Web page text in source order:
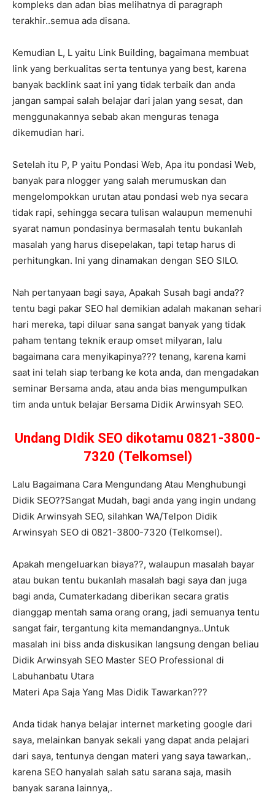
kompleks dan adan bias melihatnya di paragraph
terakhir..semua ada disana.
Kemudian L, L yaitu Link Building, bagaimana membuat
link yang berkualitas serta tentunya yang best, karena
banyak backlink saat ini yang tidak terbaik dan anda
jangan sampai salah belajar dari jalan yang sesat, dan
menggunakannya sebab akan menguras tenaga
dikemudian hari.
Setelah itu P, P yaitu Pondasi Web, Apa itu pondasi Web,
banyak para nlogger yang salah merumuskan dan
mengelompokkan urutan atau pondasi web nya secara
tidak rapi, sehingga secara tulisan walaupun memenuhi
syarat namun pondasinya bermasalah tentu bukanlah
masalah yang harus disepelakan, tapi tetap harus di
perhitungkan. Ini yang dinamakan dengan SEO SILO.
Nah pertanyaan bagi saya, Apakah Susah bagi anda??
tentu bagi pakar SEO hal demikian adalah makanan sehari
hari mereka, tapi diluar sana sangat banyak yang tidak
paham tentang teknik eraup omset milyaran, lalu
bagaimana cara menyikapinya??? tenang, karena kami
saat ini telah siap terbang ke kota anda, dan mengadakan
seminar Bersama anda, atau anda bias mengumpulkan
tim anda untuk belajar Bersama Didik Arwinsyah SEO.
Undang DIdik SEO dikotamu 0821-3800-
7320 (Telkomsel)
Lalu Bagaimana Cara Mengundang Atau Menghubungi
Didik SEO??Sangat Mudah, bagi anda yang ingin undang
Didik Arwinsyah SEO, silahkan WA/Telpon Didik
Arwinsyah SEO di 0821-3800-7320 (Telkomsel).
Apakah mengeluarkan biaya??, walaupun masalah bayar
atau bukan tentu bukanlah masalah bagi saya dan juga
bagi anda, Cumaterkadang diberikan secara gratis
dianggap mentah sama orang orang, jadi semuanya tentu
sangat fair, tergantung kita memandangnya..Untuk
masalah ini biss anda diskusikan langsung dengan beliau
Didik Arwinsyah SEO Master SEO Professional di
Labuhanbatu Utara
Materi Apa Saja Yang Mas Didik Tawarkan???
Anda tidak hanya belajar internet marketing google dari
saya, melainkan banyak sekali yang dapat anda pelajari
dari saya, tentunya dengan materi yang saya tawarkan,.
karena SEO hanyalah salah satu sarana saja, masih
banyak sarana lainnya,.